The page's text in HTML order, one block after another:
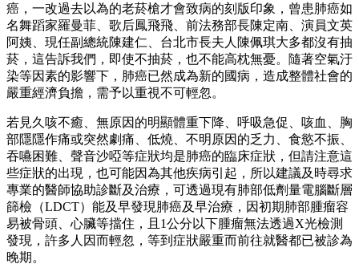
癌，一改過去以為的老菸槍才會致病的刻版印象，曾患肺癌如
名舞蹈家羅曼菲、歌后鳳飛飛、前法務部長陳定南、演員文英
阿姨、現任副總統陳建仁、台北市長夫人陳佩琪大多都沒有抽
菸，這告訴我們，即使不抽菸，也不能高枕無憂。隨著空氣汙
染等因素的影響下，肺癌已然成為新的國病，造成整體社會的
嚴重經濟負擔，需予以重視不可輕忽。
若見久咳不癒、無原因的明顯體重下降、呼吸急促、咳血、胸
部隱隱作痛或突然劇痛、低燒、不明原因的乏力、食慾不振、
吞嚥困難、聲音沙啞等症狀均是肺癌的臨床症狀，但請注意這
些症狀的出現，也可能因為其他疾病引起，所以建議及時尋求
專業的醫師協助診斷及治療，可透過現有肺部低劑量電腦斷層
篩檢（LDCT）能及早發現肺癌及早治療，因初期肺部腫瘤容
易被骨頭、心臟等擋住，且1公分以下腫瘤無法透過X光檢測
發現，許多人因而輕忽，等到症狀嚴重而前往就醫都已被診為
晚期。